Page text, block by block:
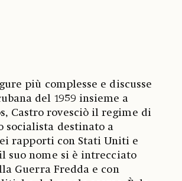
più complesse e discusse
del 1959 insieme a
Castro rovesciò il regime di
socialista destinato a
rapporti con Stati Uniti e
suo nome si è intrecciato
Guerra Fredda e con